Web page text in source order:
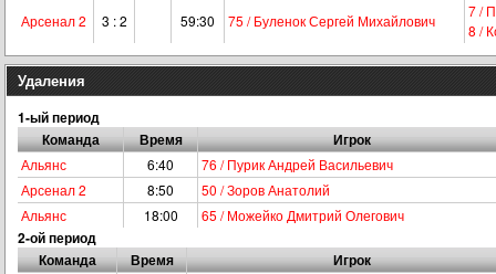
Арсенал 2
3 : 2 59:30 75 / Буленок Сергей Михайлович
7 /
8 /
Удаления
1-ый период
Команда
Время Игрок
Альянс 6:40
76 / Пурик Андрей Васильевич
Арсенал 2
8:50
50 / Зоров Анатолий
Альянс
18:00 65 / Можейко Дмитрий Олегович
2-ой период
Команда
Время Игрок